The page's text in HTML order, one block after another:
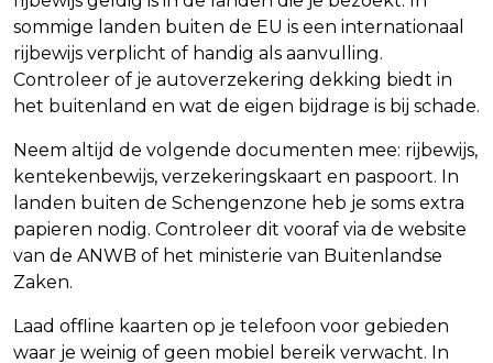
sommige landen buiten de EU is een internationaal
rijbewijs verplicht of handig als aanvulling.
Controleer of je autoverzekering dekking biedt in
het buitenland en wat de eigen bijdrage is bij schade.
Neem altijd de volgende documenten mee: rijbewijs,
kentekenbewijs, verzekeringskaart en paspoort. In
landen buiten de Schengenzone heb je soms extra
papieren nodig. Controleer dit vooraf via de website
van de ANWB of het ministerie van Buitenlandse
Zaken.
Laad offline kaarten op je telefoon voor gebieden
waar je weinig of geen mobiel bereik verwacht. In